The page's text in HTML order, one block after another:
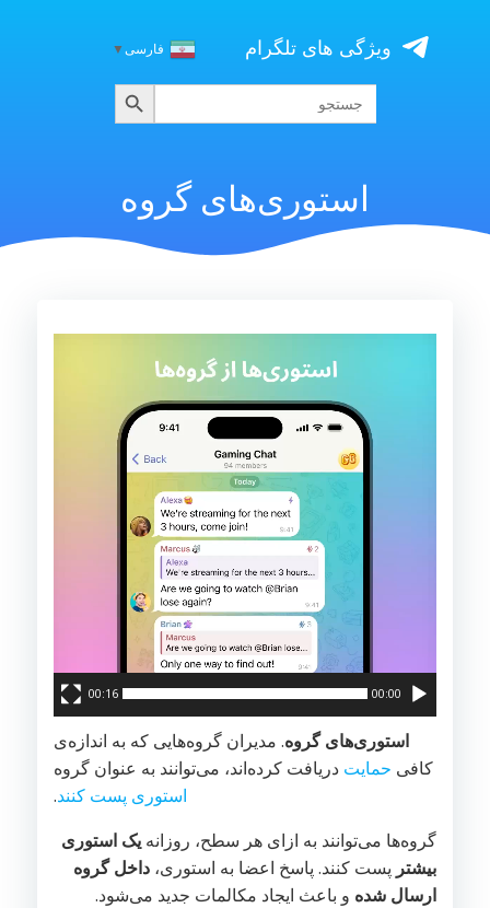
content
ویژگی های تلگرام فارسی▼
جستجو
برای:
جستجو
استوری‌های گروه
00:00
00:16
استوری‌های گروه. مدیران گروه‌هایی که به اندازه‌ی
کافی حمایت دریافت کرده‌اند، می‌توانند به عنوان گروه
استوری پست کنند.
گروه‌ها می‌توانند به ازای هر سطح، روزانه یک استوری
بیشتر پست کنند. پاسخ اعضا به استوری، داخل گروه
ارسال شده و باعث ایجاد مکالمات جدید می‌شود.